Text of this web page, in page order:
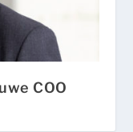
COO